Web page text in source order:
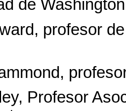
de
profesor
Profesor